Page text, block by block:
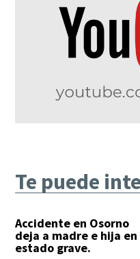
Te puede
Accidente en Osorno
deja a madre e hija en
estado grave.